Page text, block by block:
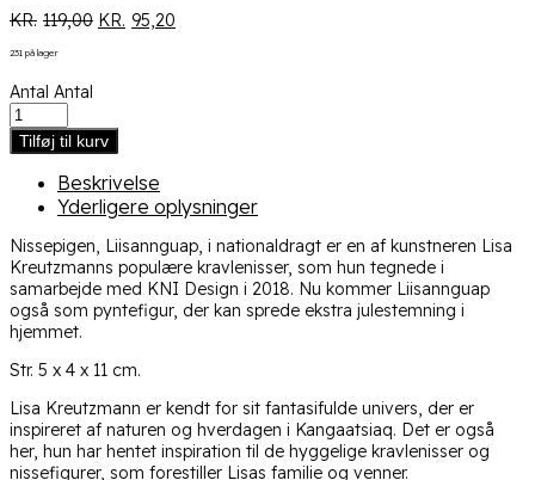
KR. 119,00 DEN
KR. 95,20
231 på lager
Antal Antal
Tilføj til kurv
Beskrivelse
Yderligere oplysninger
Nissepigen, Liisannguap, i nationaldragt er en af kunstneren Lisa
Kreutzmanns populære kravlenisser, som hun tegnede i
samarbejde med KNI Design i 2018. Nu kommer Liisannguap
også som pyntefigur, der kan sprede ekstra julestemning i
hjemmet.
Str. 5 x 4 x 11 cm.
Lisa Kreutzmann er kendt for sit fantasifulde univers, der er
inspireret af naturen og hverdagen i Kangaatsiaq. Det er også
her, hun har hentet inspiration til de hyggelige kravlenisser og
nissefigurer, som forestiller Lisas familie og venner.